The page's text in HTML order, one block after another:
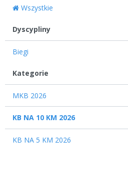
Wszystkie
Dyscypliny
Biegi
Kategorie
MKB 2026
KB NA 10 KM 2026
KB NA 5 KM 2026